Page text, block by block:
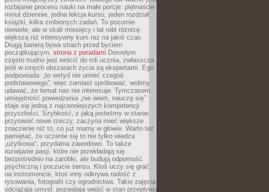
rozbijanie procesu nauki na małe porcje: piętnaście
minut dziennie, jedna lekcja kursu, jeden rozdział
książki, kilka zrobionych zadań. To pozornie
niewiele, ale w skali miesięcy i lat robi różnicę
większą niż intensywny kurs raz na jakiś czas.
Drugą barierą bywa strach przed byciem
początkującym. strona z poradami Dorosłym
często trudno jest wrócić do roli ucznia, zwłaszcza
jeśli w innych obszarach życia są ekspertami. Ego
podpowiada: „to wstyd nie umieć czegoś
podstawowego”, więc zamiast spróbować, wolimy
udawać, że temat nas nie interesuje. Tymczasem
umiejętność powiedzenia „nie wiem, nauczę się”
staje się jedną z najcenniejszych kompetencji
przyszłości. Szybkość, z jaką jesteśmy w stanie
przyswoić nowe rzeczy, zaczyna mieć większe
znaczenie niż to, co już mamy w głowie. Warto też
pamiętać, że uczenie się to nie tylko wiedza
„użytkowa”, przydatna zawodowo. To także
rozwijanie pasji, które nie przekładają się
bezpośrednio na zarobki, ale budują odporność
psychiczną i poczucie sensu. Ktoś uczy się grać
na instrumencie, ktoś inny odkrywa radość z
rysowania, fotografii czy ogrodnictwa. Takie zajęcia
odciążają umysł, pozwalają wejść w stan przepływu